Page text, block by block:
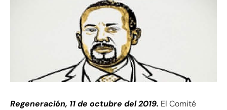
Regeneración, 11 de octubre del 2019. El Comité